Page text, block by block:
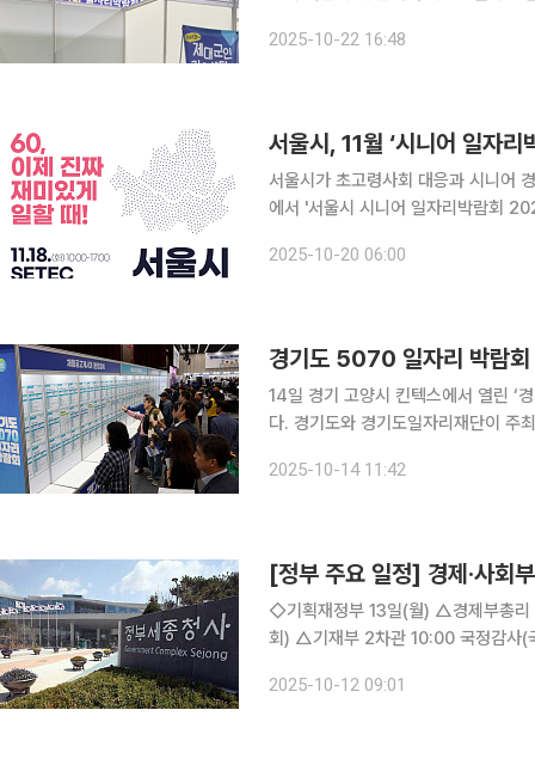
서는 기업별 면접과 채용 상담이 활발
2025-10-22 16:48
서울시, 11월 ‘시니어 일자
서울시가 초고령사회 대응과 시니어
에서 '서울시 시니어 일자리박람회 2025'를 개최한
현장 면접부터 경력 재설계 컨설팅,
2025-10-20 06:00
경기도 5070 일자리 박람
14일 경기 고양시 킨텍스에서 열린 ‘
다. 경기도와 경기도일자리재단이 주
와 기업을 직접 연결해 재취업 기회를
2025-10-14 11:42
[정부 주요 일정] 경제·사회
◇기획재정부 13일(월) △경제부총리 10:00 국정감사(국회) △기재부 1차관 10:00 국정감사(국
회) △기재부 2차관 10:00 국정감사(국회) 14일(화) △경제부총리 10:00 국정감사(국회) △기재
개국(G20) 재무장관·중
2025-10-12 09:01